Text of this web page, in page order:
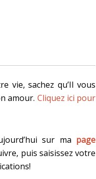
vie, sachez qu’Il vous
amour. Cliquez ici pour
sur ma page
puis saisissez votre